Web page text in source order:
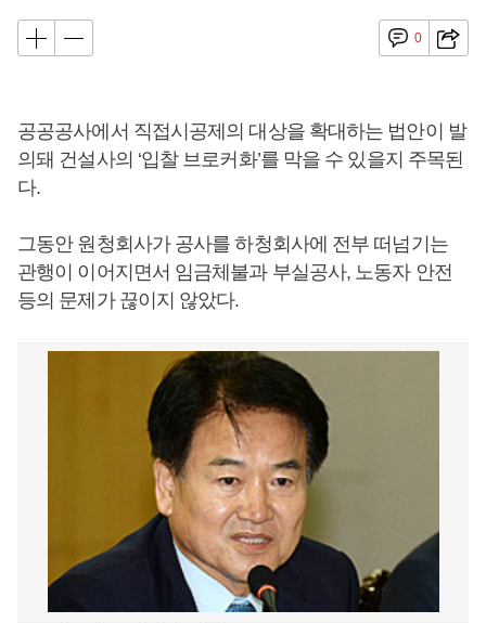
0
공공공사에서 직접시공제의 대상을 확대하는 법안이 발
의돼 건설사의 ‘입찰 브로커화’를 막을 수 있을지 주목된
다.
그동안 원청회사가 공사를 하청회사에 전부 떠넘기는
관행이 이어지면서 임금체불과 부실공사, 노동자 안전
등의 문제가 끊이지 않았다.